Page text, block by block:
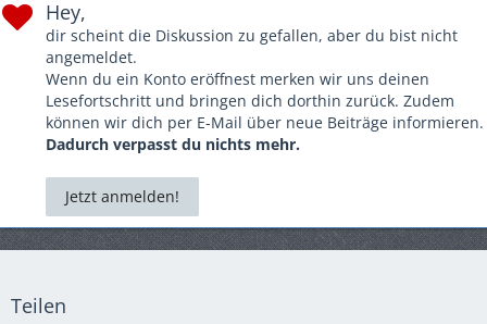
16. Rentner (erstmal dabei)
17. Küstenbiker Nordfriesland
Nur die Tour mitfahrer:
1. scheapper
Hey,
dir scheint die Diskussion zu gefallen, aber du bist nicht
angemeldet.
Wenn du ein Konto eröffnest merken wir uns deinen
Lesefortschritt und bringen dich dorthin zurück. Zudem
können wir dich per E-Mail über neue Beiträge informieren.
Dadurch verpasst du nichts mehr.
Jetzt anmelden!
Teilen